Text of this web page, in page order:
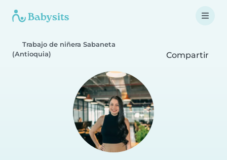
Trabajo de niñera Sabaneta
(Antioquia)
Compartir